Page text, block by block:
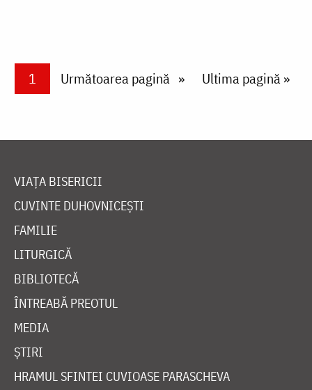
PaginareCurrent page
1 Next page
Următoarea pagină Last page
Ultima pagină »
VIAȚA BISERICII
CUVINTE DUHOVNICEȘTI
FAMILIE
LITURGICĂ
BIBLIOTECĂ
ÎNTREABĂ PREOTUL
MEDIA
ȘTIRI
HRAMUL SFINTEI CUVIOASE PARASCHEVA